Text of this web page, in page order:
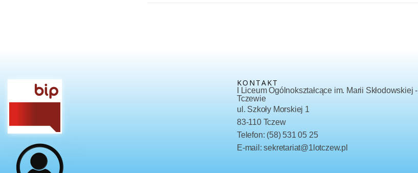
KONTAKT
I Liceum Ogólnokształcące im. Marii Skłodowskiej
Tczewie
ul. Szkoły Morskiej 1
83-110 Tczew
Telefon: (58) 531 05 25
E-mail: sekretariat@1lotczew.pl